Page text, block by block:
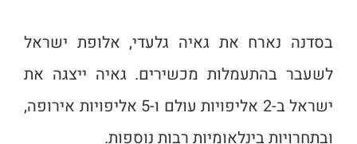
בסדנה נארח את גאיה גלעדי, אלופת ישראל
לשעבר בהתעמלות מכשירים. גאיה ייצגה את
ישראל ב-2 אליפויות עולם ו-5 אליפויות אירופה,
ובתחרויות בינלאומיות רבות נוספות.